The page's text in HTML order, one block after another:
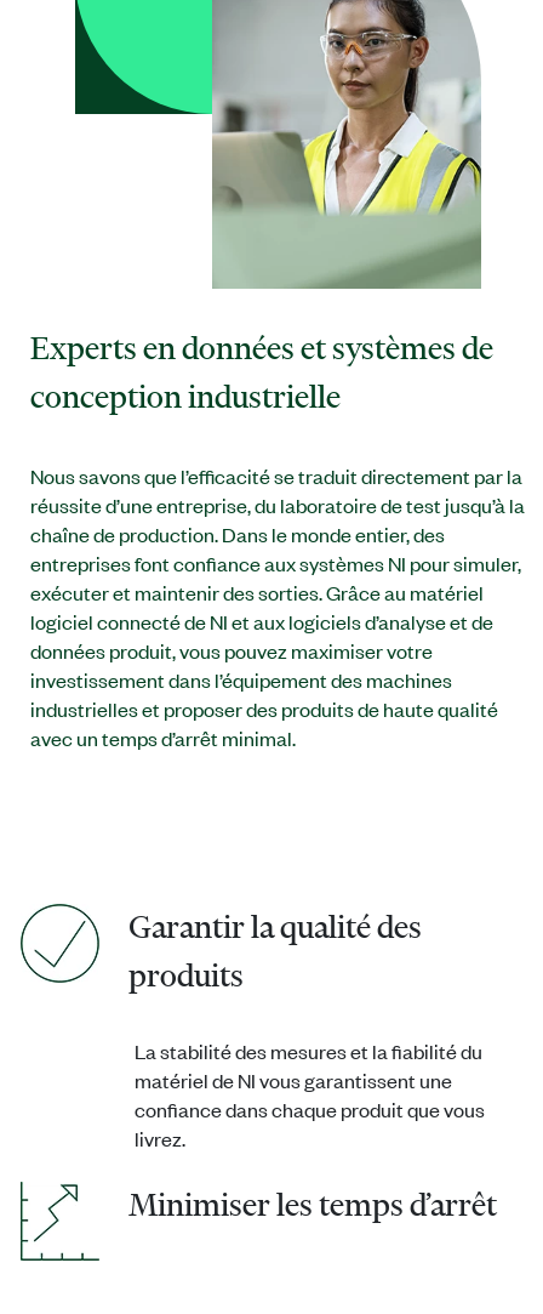
Experts en données et systèmes de
conception industrielle
Nous savons que l’efficacité se traduit directement par la
réussite d’une entreprise, du laboratoire de test jusqu’à la
chaîne de production. Dans le monde entier, des
entreprises font confiance aux systèmes NI pour simuler,
exécuter et maintenir des sorties. Grâce au matériel
logiciel connecté de NI et aux logiciels d’analyse et de
données produit, vous pouvez maximiser votre
investissement dans l’équipement des machines
industrielles et proposer des produits de haute qualité
avec un temps d’arrêt minimal.
Garantir la qualité des
produits
La stabilité des mesures et la fiabilité du
matériel de NI vous garantissent une
confiance dans chaque produit que vous
livrez.
Minimiser les temps d’arrêt